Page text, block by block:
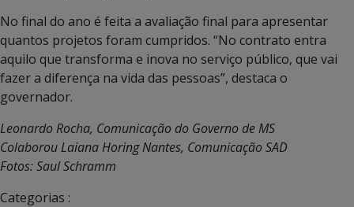
No final do ano é feita a avaliação final para apresentar
quantos projetos foram cumpridos. “No contrato entra
aquilo que transforma e inova no serviço público, que vai
fazer a diferença na vida das pessoas”, destaca o
governador.
Leonardo Rocha, Comunicação do Governo de MS
Colaborou Laiana Horing Nantes, Comunicação SAD
Fotos: Saul Schramm
Categorias :